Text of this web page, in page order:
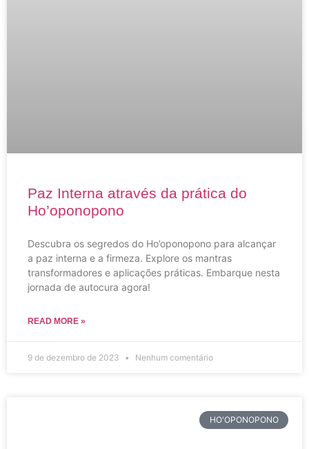
Paz Interna através da prática do
Ho’oponopono
Descubra os segredos do Ho’oponopono para alcançar
a paz interna e a firmeza. Explore os mantras
transformadores e aplicações práticas. Embarque nesta
jornada de autocura agora!
READ MORE »
9 de dezembro de 2023 Nenhum comentário
HO'OPONOPONO